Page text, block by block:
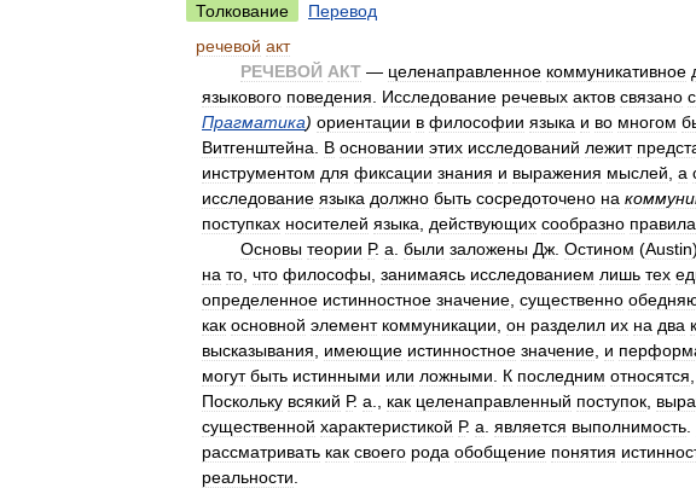
Толкование
Перевод
речевой акт
РЕЧЕВОЙ АКТ — целенаправленное коммуникативное
языкового поведения Исследование речевых актов связано с
Прагматика) ориентации в философии языка и во многом
Витгенштейна
В основании этих исследований лежит
инструментом для фиксации знания и выражения мыслей а
исследование языка должно быть сосредоточено на
поступках носителей языка действующих сообразно
Основы теории Р. а были заложены Дж Остином (Austin
на то что философы занимаясь исследованием лишь тех
определенное истинностное значение существенно
как основной элемент коммуникации он разделил их на два
высказывания
имеющие истинностное значение и
могут быть истинными или ложными К последним относятся
Поскольку всякий Р. а как целенаправленный поступок
существенной характеристикой Р. а является выполнимость
рассматривать как своего рода обобщение понятия
реальности